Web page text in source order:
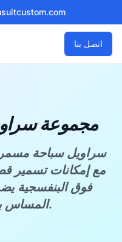
اتصل بنا
مجموعة
سراويل سباحة
مع إمكانات تسمير
فوق البنفسجية
المساس بالراحة أو الأناقة.